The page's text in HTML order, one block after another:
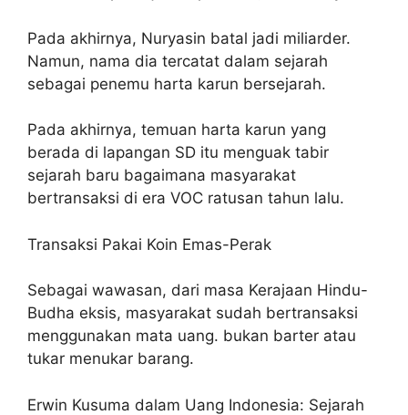
Pada akhirnya, Nuryasin batal jadi miliarder.
Namun, nama dia tercatat dalam sejarah
sebagai penemu harta karun bersejarah.
Pada akhirnya, temuan harta karun yang
berada di lapangan SD itu menguak tabir
sejarah baru bagaimana masyarakat
bertransaksi di era VOC ratusan tahun lalu.
Transaksi Pakai Koin Emas-Perak
Sebagai wawasan, dari masa Kerajaan Hindu-
Budha eksis, masyarakat sudah bertransaksi
menggunakan mata uang. bukan barter atau
tukar menukar barang.
Erwin Kusuma dalam Uang Indonesia: Sejarah